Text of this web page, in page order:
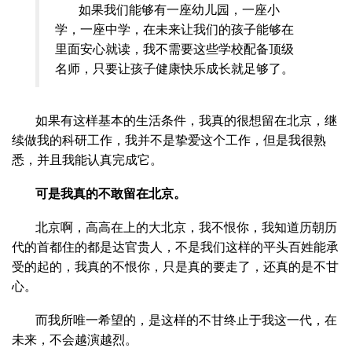
如果我们能够有一座幼儿园，一座小
学，一座中学，在未来让我们的孩子能够在
里面安心就读，我不需要这些学校配备顶级
名师，只要让孩子健康快乐成长就足够了。
如果有这样基本的生活条件，我真的很想留在北京，继
续做我的科研工作，我并不是挚爱这个工作，但是我很熟
悉，并且我能认真完成它。
可是我真的不敢留在北京。
北京啊，高高在上的大北京，我不恨你，我知道历朝历
代的首都住的都是达官贵人，不是我们这样的平头百姓能承
受的起的，我真的不恨你，只是真的要走了，还真的是不甘
心。
而我所唯一希望的，是这样的不甘终止于我这一代，在
未来，不会越演越烈。